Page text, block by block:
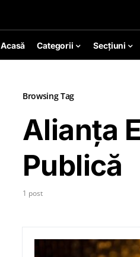
Acasă Categorii Secțiuni
Browsing Tag
Alianța
Publică
1 post